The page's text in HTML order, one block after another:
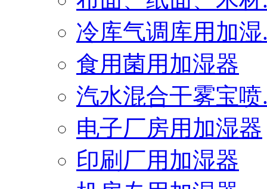
冷库气调库用加湿
食用菌用加湿器
汽水混合干雾宝喷
电子厂房用加湿器
印刷厂用加湿器